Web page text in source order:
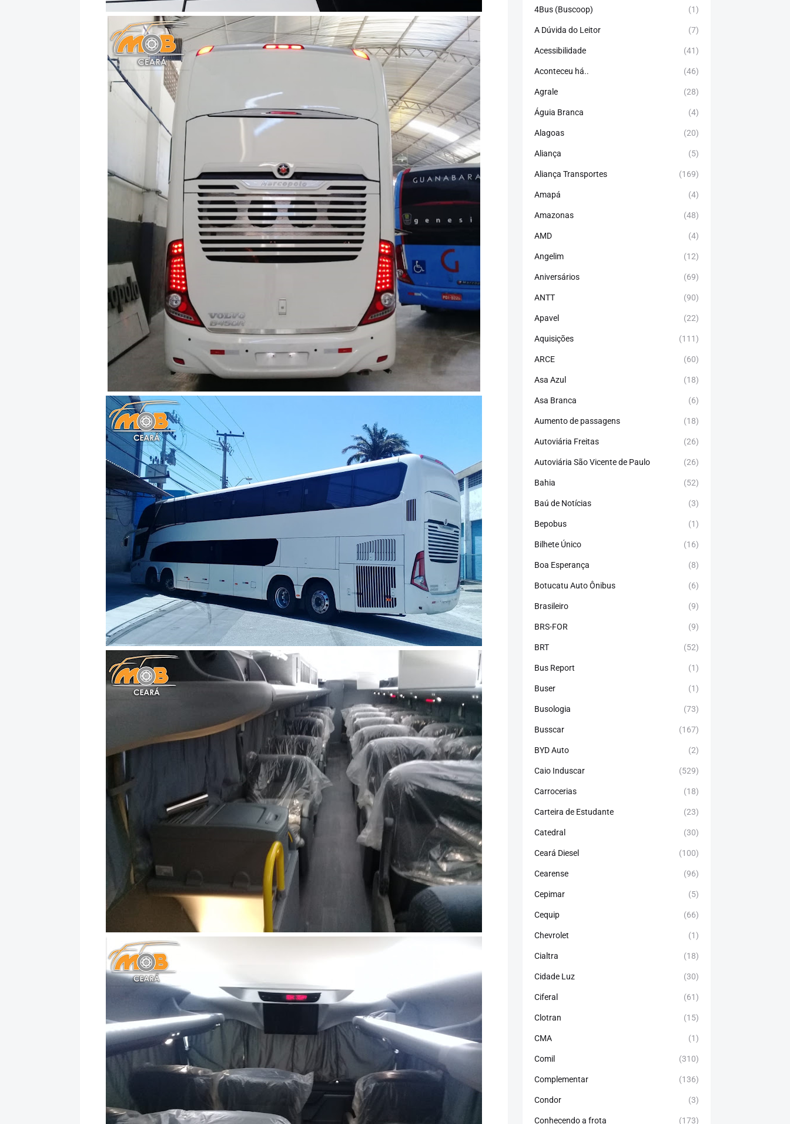
4Bus (Buscoop) (1)
A Dúvida do Leitor (7)
Acessibilidade (41)
Aconteceu há.. (46)
Agrale (28)
Águia Branca (4)
Alagoas (20)
Aliança (5)
Aliança Transportes (169)
Amapá (4)
Amazonas (48)
AMD (4)
Angelim (12)
Aniversários (69)
ANTT (90)
Apavel (22)
Aquisições (111)
ARCE (60)
Asa Azul (18)
Asa Branca (6)
Aumento de passagens (18)
Autoviária Freitas (26)
Autoviária São Vicente de Paulo (26)
Bahia (52)
Baú de Notícias (3)
Bepobus (1)
Bilhete Único (16)
Boa Esperança (8)
Botucatu Auto Ônibus (6)
Brasileiro (9)
BRS-FOR (9)
BRT (52)
Bus Report (1)
Buser (1)
Busologia (73)
Busscar (167)
BYD Auto (2)
Caio Induscar (529)
Carrocerias (18)
Carteira de Estudante (23)
Catedral (30)
Ceará Diesel (100)
Cearense (96)
Cepimar (5)
Cequip (66)
Chevrolet (1)
Cialtra (18)
Cidade Luz (30)
Ciferal (61)
Clotran (15)
CMA (1)
Comil (310)
Complementar (136)
Condor (3)
Conhecendo a frota (173)